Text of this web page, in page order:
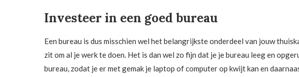
Investeer in een goed bureau
Een bureau is dus misschien wel het belangrijkste onderdeel van jouw
zit om al je werk te doen. Het is dan wel zo fijn dat je je bureau leeg en
bureau, zodat je er met gemak je laptop of computer op kwijt kan en